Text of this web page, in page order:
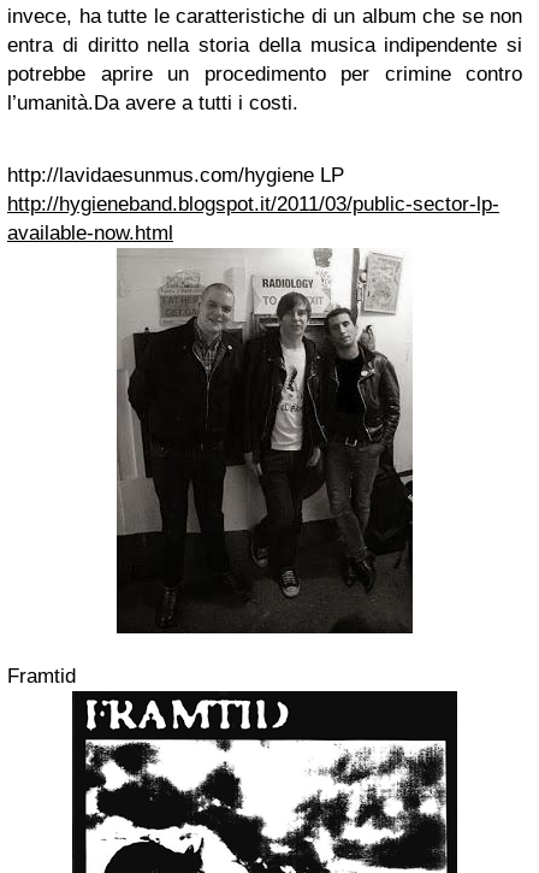
invece, ha tutte le caratteristiche di un album che se non
entra di diritto nella storia della musica indipendente si
potrebbe aprire un procedimento per crimine contro
l’umanità.Da avere a tutti i costi.
http://lavidaesunmus.com/hygiene LP
http://hygieneband.blogspot.it/2011/03/public-sector-lp-
available-now.html
Framtid